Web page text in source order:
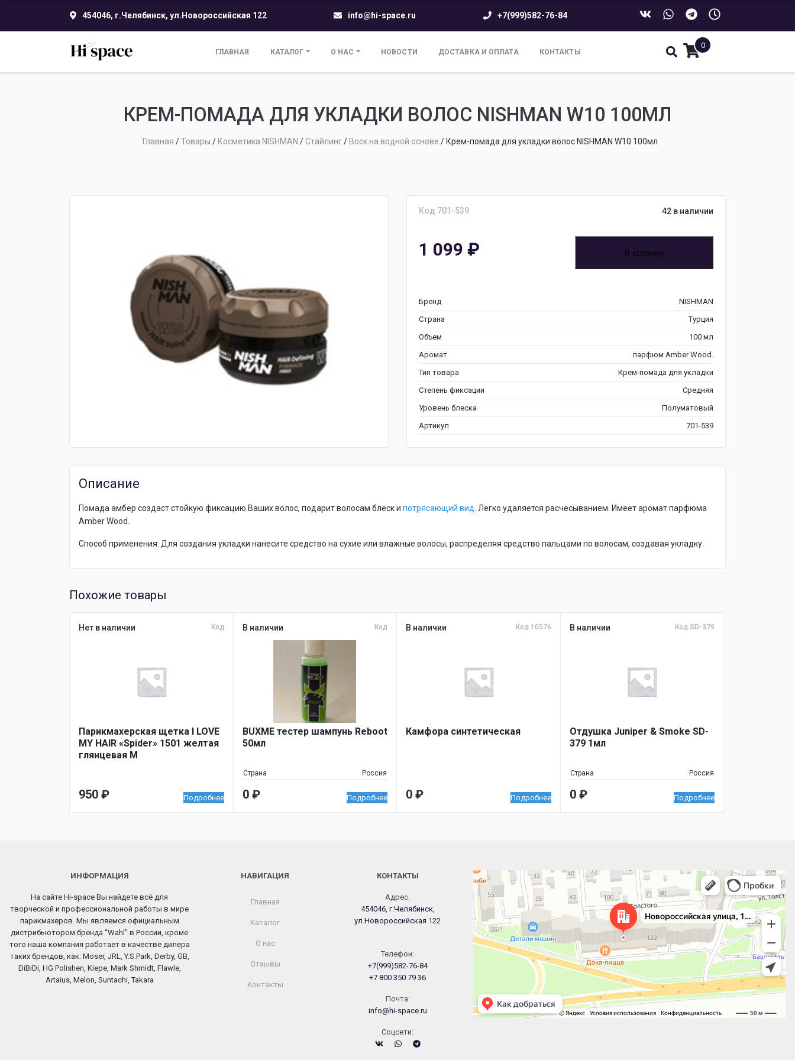
454046, г.Челябинск, ул.Новороссийская 122 info@hi-space.ru +7(999)582-76-84
ГЛАВНАЯ КАТАЛОГ О НАС НОВОСТИ ДОСТАВКА И ОПЛАТА КОНТАКТЫ
0
КРЕМ-ПОМАДА ДЛЯ УКЛАДКИ ВОЛОС NISHMAN W10 100МЛ
Главная /Товары / Косметика NISHMAN /Стайлинг/ Воск на водной основе / Крем-помада для укладки волос NISHMAN W10 100мл
Код 701-539 42 в наличии
1 099 ₽ В корзину
Бренд
NISHMAN
Страна
Турция
Объем
100 мл
Аромат
парфюм Amber Wood.
Тип товара
Крем-помада для укладки
Степень фиксации
Средняя
Уровень блеска
Полуматовый
Артикул
701-539
Описание
Помада амбер создаст стойкую фиксацию Ваших волос, подарит волосам блеск и потрясающий вид . Легко удаляется расчесыванием. Имеет аромат парфюма
Amber Wood.
Способ применения: Для создания укладки нанесите средство на сухие или влажные волосы, распределяя средство пальцами по волосам, создавая укладку.
Похожие товары
Нет в наличии Код
Парикмахерская щетка I LOVE
MY HAIR «Spider» 1501 желтая
глянцевая M
950 ₽ Подробнее
В наличии Код
BUXME тестер шампунь Reboot
50мл
Страна Россия
0 ₽ Подробнее
В наличии Код 10576
Камфора синтетическая
0 ₽ Подробнее
В наличии Код SD-379
Отдушка Juniper & Smoke SD-
379 1мл
Страна Россия
0 ₽ Подробнее
ИНФОРМАЦИЯ
На сайте Hi-space Вы найдете всё для
творческой и профессиональной работы в мире
парикмахеров. Мы являемся официальным
дистрибьютором бренда “Wahl” в России, кроме
того наша компания работает в качестве дилера
таких брендов, как: Moser, JRL, Y.S.Park, Derby, GB,
DiBiDi, HG Polishen, Kiepe, Mark Shmidt, Flawle,
Artaius, Melon, Suntachi, Takara
НАВИГАЦИЯ
Главная
Каталог
О нас
Отзывы
Контакты
КОНТАКТЫ
Адрес:
454046, г.Челябинск,
ул.Новороссийская 122
Телефон:
+7(999)582-76-84
+7 800 350 79 36
Почта:
info@hi-space.ru
Cоцсети:
Челябинск
Новороссийская улица, 122 — Яндекс.Карты